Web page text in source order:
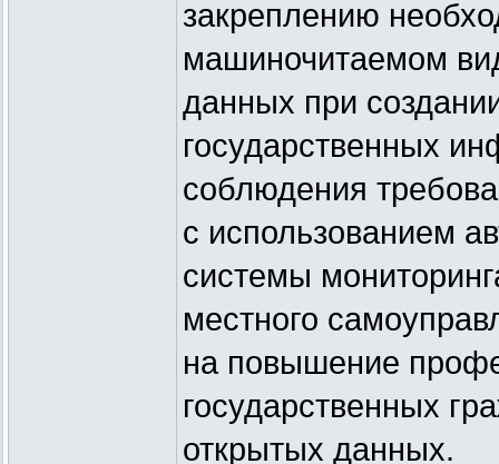
закреплению
машиночитаемом
данных при
государственных
соблюдения
с использованием
системы
местного
на повышение
государственных
открытых данных.